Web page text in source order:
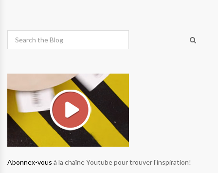
Abonnex-vous à la chaîne Youtube pour trouver l'inspiration!